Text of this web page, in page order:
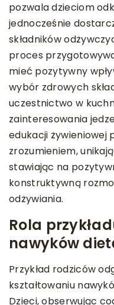
pozwala dzieciom
jednocześnie
składników
proces
mieć pozytywny
wybór zdrowych
uczestnictwo w
zainteresowania
edukacji żywieniowej
zrozumieniem,
stawiając na
konstruktywną
odżywiania.
Rola
nawyków
Przykład rodziców
kształtowaniu
Dzieci, obserwując